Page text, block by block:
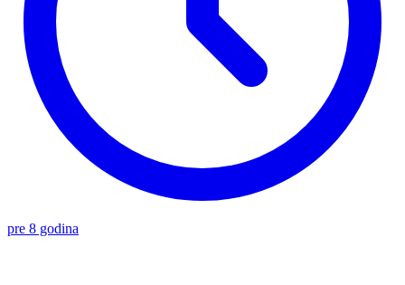
pre 8 godina